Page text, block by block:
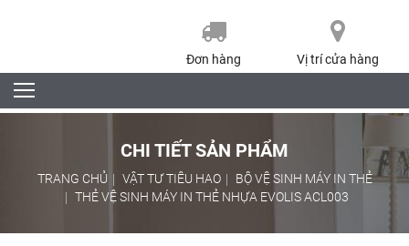
Đơn hàng Vị trí cửa hàng
CHI TIẾT SẢN PHẨM
TRANG CHỦ VẬT TƯ TIÊU HAO
BỘ VỆ SINH MÁY IN THẺ
THẺ VỆ SINH MÁY IN THẺ NHỰA EVOLIS ACL003